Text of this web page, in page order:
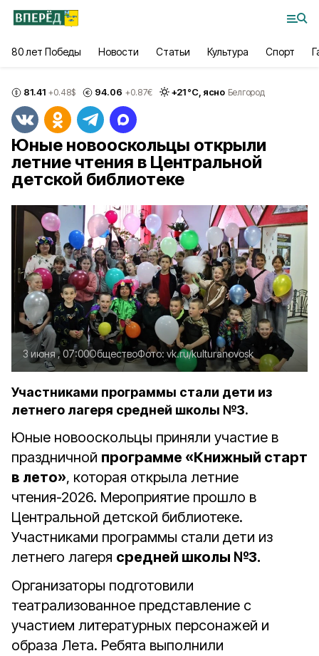
80 лет Победы Новости Статьи Культура Спорт
81.41 +0.48$ 94.06 +0.87€ +21°С, ясно Белгород
Юные новооскольцы открыли
летние чтения в Центральной
детской библиотеке
3 июня , 07:00ОбществоФото: vk.ru/kulturanovosk
Участниками программы стали дети из
летнего лагеря средней школы №3.
Юные новооскольцы приняли участие в
праздничной программе «Книжный старт
в лето», которая открыла летние
чтения-2026. Мероприятие прошло в
Центральной детской библиотеке.
Участниками программы стали дети из
летнего лагеря средней школы №3.
Организаторы подготовили
театрализованное представление с
участием литературных персонажей и
образа Лета. Ребята выполнили